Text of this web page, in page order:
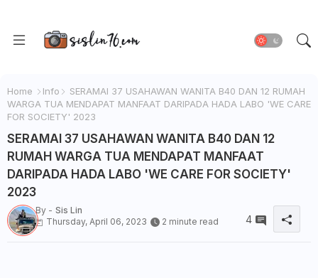
Home Info
SERAMAI 37 USAHAWAN WANITA B40 DAN 12 RUMAH
WARGA TUA MENDAPAT MANFAAT DARIPADA HADA LABO 'WE CARE
FOR SOCIETY' 2023
SERAMAI 37 USAHAWAN WANITA B40 DAN 12
RUMAH WARGA TUA MENDAPAT MANFAAT
DARIPADA HADA LABO 'WE CARE FOR SOCIETY'
2023
By - Sis Lin
Thursday, April 06, 2023
2 minute read 4